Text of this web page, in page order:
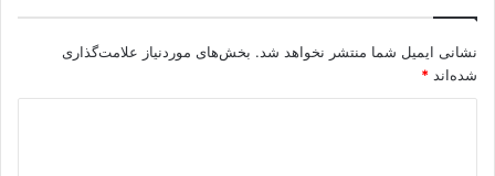
نشانی ایمیل شما منتشر نخواهد شد. بخش‌های موردنیاز علامت‌گذاری
شده‌اند *